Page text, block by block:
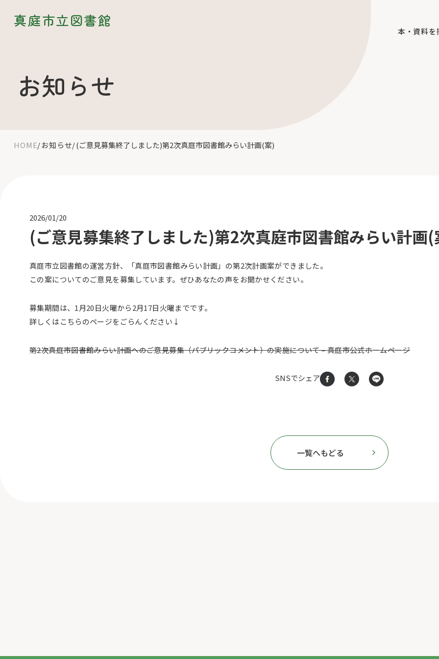
真庭市立図書館
本・資料を
お知らせ
HOME お知らせ (ご意見募集終了しました)第2次真庭市図書館みらい計画(案)
2026/01/20
(ご意見募集終了しました)第2次真庭市図書館みらい計画
真庭市立図書館の運営方針、「真庭市図書館みらい計画」の第2次計画案ができました。
この案についてのご意見を募集しています。ぜひあなたの声をお聞かせください。
募集期間は、1月20日火曜から2月17日火曜までです。
詳しくはこちらのページをごらんください↓
第2次真庭市図書館みらい計画へのご意見募集（パブリックコメント）の実施について – 真庭市公式ホームページ
SNSでシェア
一覧へもどる